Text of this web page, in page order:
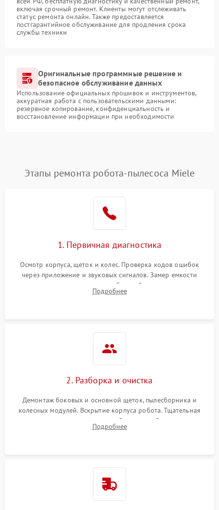
включая срочный ремонт. Клиенты могут отслеживать
статус ремонта онлайн. Также предоставляется
постгарантийное обслуживание для продления срока
службы техники
Оригинальные программные решение и
безопасное обслуживание данных
Использование официальных прошивок и инструментов,
аккуратная работа с пользовательскими данными:
резервное копирование, конфиденциальность и
восстановление информации при необходимости
Этапы ремонта робота-пылесоса Miele
1. Первичная диагностика
Осмотр корпуса, щеток и колес. Проверка кодов ошибок
через приложение и звуковых сигналов. Замер емкости
аккумулятора и тестирование базовой станции зарядки.
Оценка работы лидара, бампера и датчиков падения для
Подробнее
2. Разборка и очистка
Демонтаж боковых и основной щеток, пылесборника и
колесных модулей. Вскрытие корпуса робота. Тщательная
очистка внутренних полостей, шестерней и плат от
скопившейся пыли, волос и шерсти животных с
Подробнее